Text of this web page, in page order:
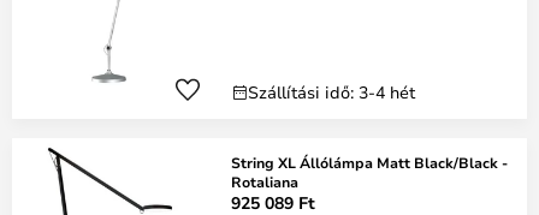
Szállítási idő: 3-4 hét
String XL Állólámpa Matt Black/Black -
Rotaliana
925 089 Ft